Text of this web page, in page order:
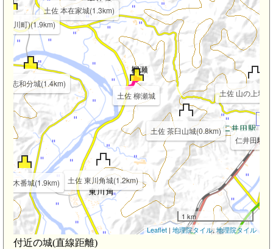
仁井田駅
土佐 柳瀬城
土佐 茶臼山城(0.8km)
土佐 東川角城(1.2km)
土佐 本在家城(1.3km)
佐 志和分城(1.4km)
土佐 山の上城
青木番城(1.9km)
(窪川町)(1.9km)
1 km
Leaflet | 地理院タイル,地理院タイル
付近の城(直線距離)